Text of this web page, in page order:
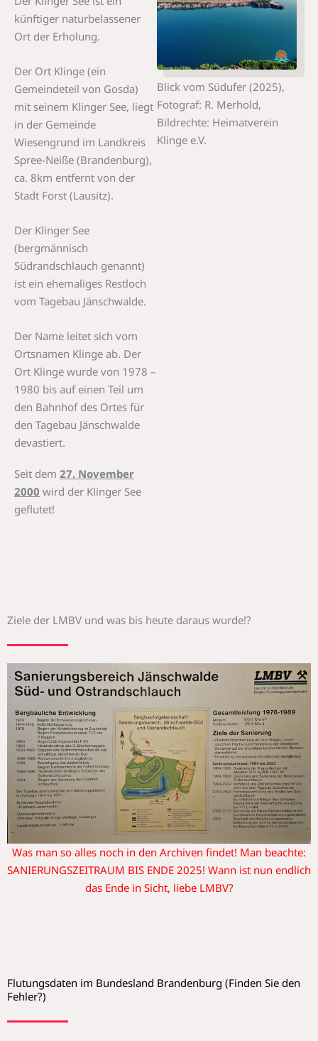
künftiger naturbelassener
Ort der Erholung.
Der Ort Klinge (ein
Gemeindeteil von Gosda)
mit seinem Klinger See, liegt
in der Gemeinde
Wiesengrund im Landkreis
Spree-Neiße (Brandenburg),
ca. 8km entfernt von der
Stadt Forst (Lausitz).
Der Klinger See
(bergmännisch
Südrandschlauch genannt)
ist ein ehemaliges Restloch
vom Tagebau Jänschwalde.
Der Name leitet sich vom
Ortsnamen Klinge ab. Der
Ort Klinge wurde von 1978 –
1980 bis auf einen Teil um
den Bahnhof des Ortes für
den Tagebau Jänschwalde
devastiert.
Seit dem 27. November
2000 wird der Klinger See
geflutet!
Blick vom Südufer (2025),
Fotograf: R. Merhold,
Bildrechte: Heimatverein
Klinge e.V.
Ziele der LMBV und was bis heute daraus wurde!?
Was man so alles noch in den Archiven findet! Man beachte:
SANIERUNGSZEITRAUM BIS ENDE 2025! Wann ist nun endlich
das Ende in Sicht, liebe LMBV?
Flutungsdaten im Bundesland Brandenburg (Finden Sie den
Fehler?)